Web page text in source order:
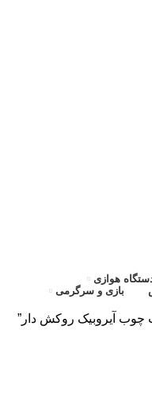
هوازی
بازی و سرگرمی
آیروبیک روکش دار”